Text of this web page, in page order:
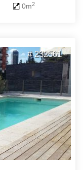
0m2
# 232561